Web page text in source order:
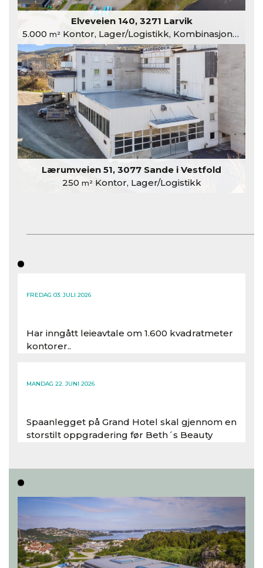
Elveveien 140, 3271 Larvik
5.000 m²Kontor, Lager/Logistikk, Kombinasjonslokaler
Lærumveien 51, 3077 Sande i Vestfold
250 m²Kontor, Lager/Logistikk
FREDAG 03. JULI 2026
Har inngått leieavtale om 1.600 kvadratmeter
kontorer..
MANDAG 22. JUNI 2026
Spaanlegget på Grand Hotel skal gjennom en
storstilt oppgradering før Beth´s Beauty
Les hele artikkelen